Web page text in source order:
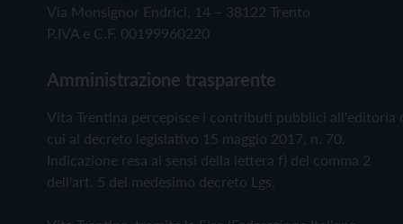
Via Monsignor Endrici, 14 – 38122 Trento
P.IVA e C.F. 00199960220
Amministrazione trasparente
Vita Trentina percepisce i contributi pubblici all'editoria
cui al decreto legislativo 15 maggio 2017, n. 70.
Indicazione resa ai sensi della lettera f) del comma 2
dell'art. 5 del medesimo decreto Lgs.